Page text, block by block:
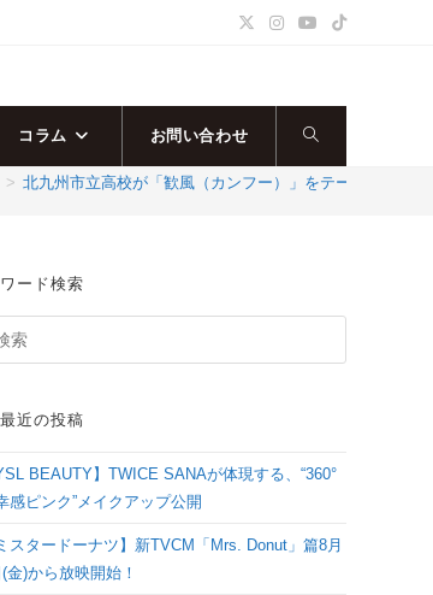
コラム お問い合わせ ウ
ェ
サ
検
> 北九州市立高校が「歓風（カンフー）」をテーマにダン
ワード検索
最近の投稿
BEAUTY】TWICE SANAが体現する、“360°
感ピンク”メイクアップ公開
スタードーナツ】新TVCM「Mrs. Donut」篇8月
金)から放映開始！